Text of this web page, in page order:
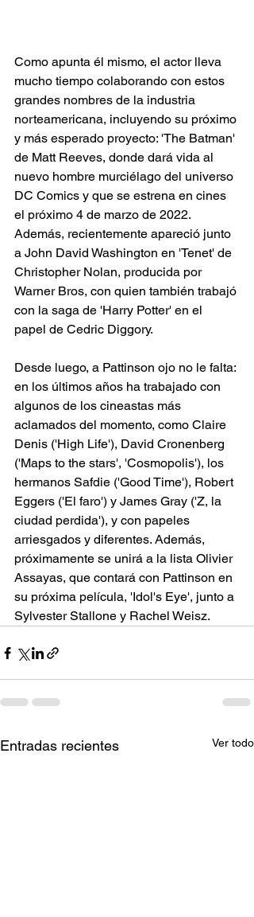
Como apunta él mismo, el actor lleva
mucho tiempo colaborando con estos
grandes nombres de la industria
norteamericana, incluyendo su próximo
y más esperado proyecto: 'The Batman'
de Matt Reeves, donde dará vida al
nuevo hombre murciélago del universo
DC Comics y que se estrena en cines
el próximo 4 de marzo de 2022.
Además, recientemente apareció junto
a John David Washington en 'Tenet' de
Christopher Nolan, producida por
Warner Bros, con quien también trabajó
con la saga de 'Harry Potter' en el
papel de Cedric Diggory.
Desde luego, a Pattinson ojo no le falta:
en los últimos años ha trabajado con
algunos de los cineastas más
aclamados del momento, como Claire
Denis ('High Life'), David Cronenberg
('Maps to the stars', 'Cosmopolis'), los
hermanos Safdie ('Good Time'), Robert
Eggers ('El faro') y James Gray ('Z, la
ciudad perdida'), y con papeles
arriesgados y diferentes. Además,
próximamente se unirá a la lista Olivier
Assayas, que contará con Pattinson en
su próxima película, 'Idol's Eye', junto a
Sylvester Stallone y Rachel Weisz.
Entradas recientes Ver todo